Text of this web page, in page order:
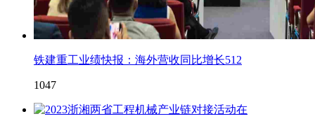
铁建重工业绩快报：海外营收同比增长512
1047